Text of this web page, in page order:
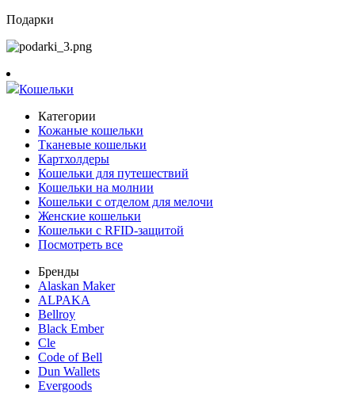
Подарки
Кошельки
Категории
Кожаные кошельки
Тканевые кошельки
Картхолдеры
Кошельки для путешествий
Кошельки на молнии
Кошельки с отделом для мелочи
Женские кошельки
Кошельки с RFID-защитой
Посмотреть все
Бренды
Alaskan Maker
ALPAKA
Bellroy
Black Ember
Cle
Code of Bell
Dun Wallets
Evergoods